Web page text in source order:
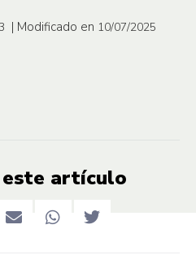
| Modificado en 10/07/2025
artículo